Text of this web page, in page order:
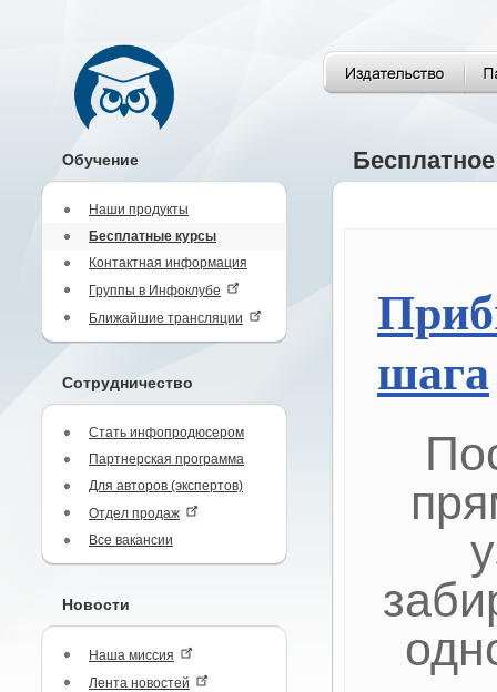
Обучение
Наши продукты
Бесплатные курсы
Контактная информация
Группы в Инфоклубе
Ближайшие трансляции
Сотрудничество
Стать инфопродюсером
Партнерская программа
Для авторов (экспертов)
Отдел продаж
Все вакансии
Новости
Наша миссия
Лента новостей
шага